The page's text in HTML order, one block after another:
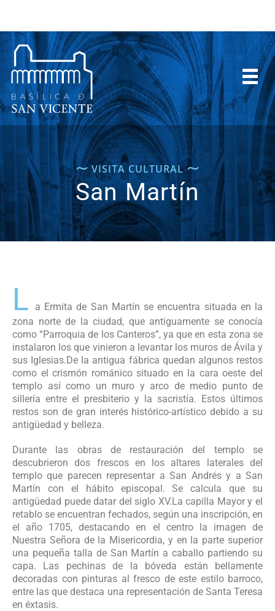
⁓ VISITA CULTURAL⁓
San Martín
L
a Ermita de San Martín se encuentra situada en la
zona norte de la ciudad, que antiguamente se conocía
como “Parroquia de los Canteros”, ya que en esta zona se
instalaron los que vinieron a levantar los muros de Ávila y
sus Iglesias.De la antigua fábrica quedan algunos restos
como el crismón románico situado en la cara oeste del
templo así como un muro y arco de medio punto de
sillería entre el presbiterio y la sacristía. Estos últimos
restos son de gran interés histórico-artístico debido a su
antigüedad y belleza.
Durante las obras de restauración del templo se
descubrieron dos frescos en los altares laterales del
templo que parecen representar a San Andrés y a San
Martín con el hábito episcopal. Se calcula que su
antigüedad puede datar del siglo XV.La capilla Mayor y el
retablo se encuentran fechados, según una inscripción, en
el año 1705, destacando en el centro la imagen de
Nuestra Señora de la Misericordia, y en la parte superior
una pequeña talla de San Martín a caballo partiendo su
capa. Las pechinas de la bóveda están bellamente
decoradas con pinturas al fresco de este estilo barroco,
entre las que destaca una representación de Santa Teresa
en éxtasis.